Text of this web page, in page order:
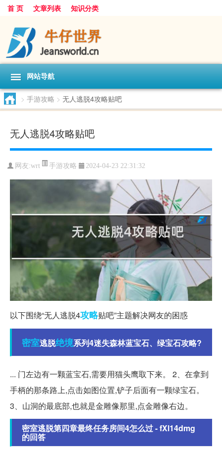
首 页 文章列表 知识分类
网站导航
> 手游攻略 > 无人逃脱4攻略贴吧
无人逃脱4攻略贴吧
网友:wrt 手游攻略 2024-04-23 22:31:32
以下围绕“无人逃脱4攻略贴吧”主题解决网友的困惑
密室逃脱绝境系列4迷失森林蓝宝石、绿宝石攻略?
... 门左边有一颗蓝宝石,需要用猫头鹰取下来。 2、在拿到
手柄的那条路上,点击如图位置,铲子后面有一颗绿宝石。
3、山洞的最底部,也就是金雕像那里,点金雕像右边。
密室逃脱第四章最终任务房间4怎么过 - fXl14dmg
的回答